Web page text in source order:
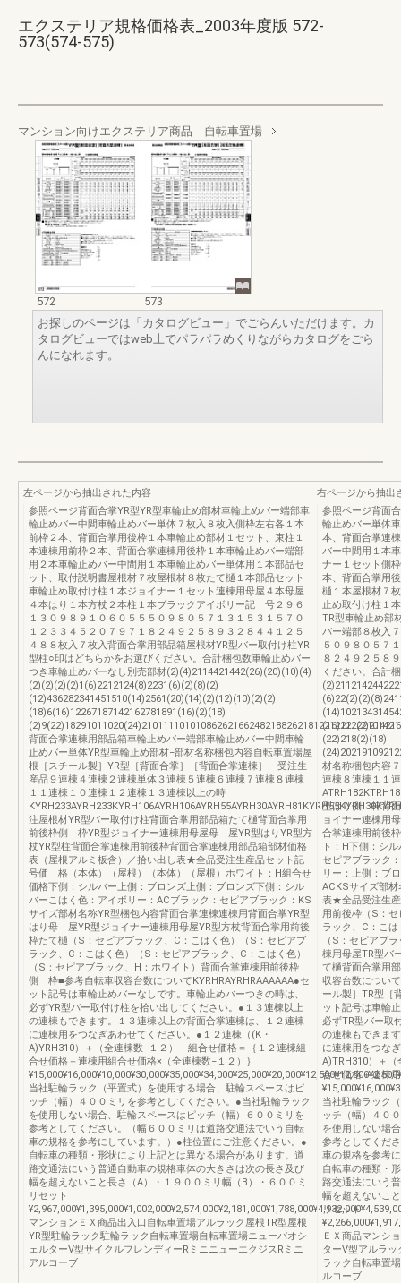
エクステリア規格価格表_2003年度版 572-
573(574-575)
マンション向けエクステリア商品 自転車置場
572
573
お探しのページは「カタログビュー」でごらんいただけます。カ
タログビューではweb上でパラパラめくりながらカタログをごら
んになれます。
左ページから抽出された内容
参照ページ背面合掌YR型YR型車輪止め部材車輪止めバー端部車
輪止めバー中間車輪止めバー単体７枚入８枚入側枠左右各１本
前枠２本、背面合掌用後枠１本車輪止め部材１セット、束柱１
本連棟用前枠２本、背面合掌連棟用後枠１本車輪止めバー端部
用２本車輪止めバー中間用１本車輪止めバー単体用１本部品セ
ット、取付説明書屋根材７枚屋根材８枚たて樋１本部品セット
車輪止め取付け柱１本ジョイナー１セット連棟用母屋４本母屋
４本はり１本方杖２本柱１本ブラックアイボリー記 号２９６
１３０９８９１０６０５５５０９８０５７１３１５３１５７０
１２３３４５２０７９７１８２４９２５８９３２８４４１２５
４８８枚入７枚入背面合掌用部品箱屋根材YR型バー取付け柱YR
型柱○印はどちらかをお選びください。合計梱包数車輪止めバー
つき車輪止めバーなし別売部材(2)(4)2114421442(26)(20)(10)(4)
(2)(2)(2)(2)1(6)2212124(8)2231(6)(2)(8)(2)
(12)436282341451510(14)2561(20)(14)(2)(12)(10)(2)(2)
(18)6(16)12267187142162781891(16)(2)(18)
背面合掌連棟用部品箱車輪止めバー端部車輪止めバー中間車輪
止めバー単体YR型車輪止め部材−部材名称梱包内容自転車置場屋
根［スチール製］YR型［背面合掌］［背面合掌連棟］ 受注生
産品９連棟４連棟２連棟単体３連棟５連棟６連棟７連棟８連棟
１１連棟１０連棟１２連棟１３連棟以上の時
注屋根材YR型バー取付け柱背面合掌用部品箱たて樋背面合掌用
前後枠側 枠YR型ジョイナー連棟用母屋母 屋YR型はりYR型方
杖YR型柱背面合掌連棟用前後枠背面合掌連棟用部品箱部材価格
表（屋根アルミ板含）／拾い出し表★全品受注生産品セット記
号価 格（本体）（屋根）（本体）（屋根）ホワイト：H組合せ
価格下側：シルバー上側：ブロンズ上側：ブロンズ下側：シル
バーこはく色：アイボリー：ACブラック：セピアブラック：KS
サイズ部材名称YR型梱包内容背面合掌連棟連棟用背面合掌YR型
はり母 屋YR型ジョイナー連棟用母屋YR型方杖背面合掌用前後
枠たて樋（S：セピアブラック、C：こはく色）（S：セピアブ
ラック、C：こはく色）（S：セピアブラック、C：こはく色）
（S：セピアブラック、H：ホワイト）背面合掌連棟用前後枠
側 枠■参考自転車収容台数についてKYRHRAYRHRAAAAAA●セ
ット記号は車輪止めバーなしです。車輪止めバーつきの時は、
必ずYR型バー取付け柱を拾い出してください。●１３連棟以上
の連棟もできます。１３連棟以上の背面合掌連棟は、１２連棟
に連棟用をつなぎあわせてください。●１２連棟（(K・
A)YRH310）＋（全連棟数−１２） 組合せ価格＝｛１２連棟組
合せ価格＋連棟用組合せ価格×（全連棟数−１２）｝
当社駐輪ラック（平置式）を使用する場合、駐輪スペースはピ
ッチ（幅）４００ミリを参考としてください。●当社駐輪ラック
を使用しない場合、駐輪スペースはピッチ（幅）６００ミリを
参考としてください。（幅６００ミリは道路交通法でいう自転
車の規格を参考にしています。）●柱位置にご注意ください。●
自転車の種類・形状により上記とは異なる場合があります。道
路交通法にいう普通自動車の規格車体の大きさは次の長さ及び
幅を超えないこと長さ（A）・１９００ミリ幅（B）・６００ミ
リセット
マンションＥＸ商品出入口自転車置場アルラック屋根TR型屋根
YR型駐輪ラック駐輪ラック自転車置場自転車置場ニューパオシ
ェルターV型サイクルフレンディーRミニニューエクジスRミニ
アルコーブ
右ページから抽出
参照ページ背面
輪止めバー単体
本、背面合掌連
バー中間用１本
ナー１セット側
本、背面合掌用
樋１本屋根材７
止め取付け柱１
TR型車輪止め部
バー端部８枚入
５０９８０５７
８２４９２５８
ください。合計
(22)218(2)(18)
材名称梱包内容
連棟８連棟１１
型はり側 枠背面
ョイナー連棟用
合掌連棟用前後
ト：H下側：シ
セピアブラック
リー：上側：ブ
ACKSサイズ部
表★全品受注生
用前後枠（S：
ラック、C：こ
（S：セピアブ
棟用母屋TR型バ
て樋背面合掌用
収容台数につい
ール製］TR型［
ット記号は車輪
必ずTR型バー取
の連棟もできま
に連棟用をつな
A)TRH310）＋
合せ価格＋連棟
当社駐輪ラック
ッチ（幅）４０
を使用しない場
参考としてくだ
車の規格を参考
自転車の種類・
路交通法にいう
幅を超えないこ
リセット
ＥＸ商品マンシ
ターV型アルラ
ラック自転車置
ルコーブ